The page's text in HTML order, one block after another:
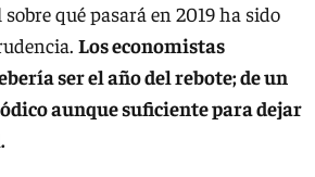
qué pasará en 2019 ha sido
Los economistas
ser el año del rebote; de un
aunque suficiente para dejar